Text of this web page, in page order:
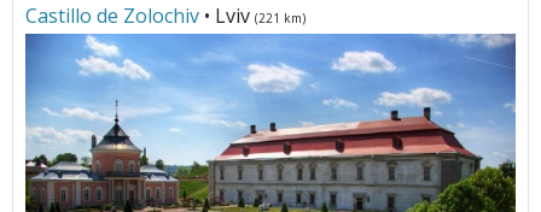
Castillo de Zolochiv • Lviv (221 km)